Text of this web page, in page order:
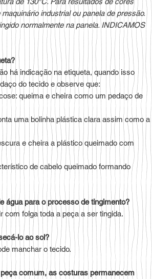
industrial ou panela de pressão.
normalmente na panela. INDICAMOS
há indicação na etiqueta, quando isso
do tecido e observe que:
queima e cheira como um pedaço de
uma bolinha plástica clara assim como a
e cheira a plástico queimado com
de cabelo queimado formando
água para o processo de tingimento?
com folga toda a peça a ser tingida.
lo ao sol?
manchar o tecido.
comum, as costuras permanecem